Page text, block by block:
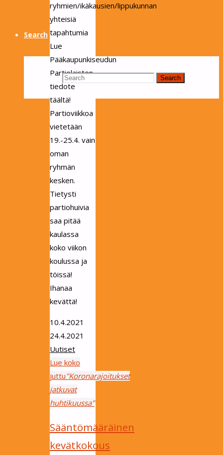
Search
Search for: Search
ryhmien/ikäkausien/lippukunnan
yhteisiä
tapahtumia
Lue
Pääkaupunkiseudun
Partiolaisten
tiedote
täältä!
Partioviikkoa
vietetään
19.-25.4. vain
oman
ryhmän
kesken.
Tietysti
partiohuivia
saa pitää
kaulassa
koko viikon
koulussa ja
töissä!
Ihanaa
kevättä!
10.4.2021
24.4.2021
Uutiset
Lue koko
juttu "Koronarajoitukset
jatkuvat
huhtikuussa"
Sääntömääräinen
kevätkokous